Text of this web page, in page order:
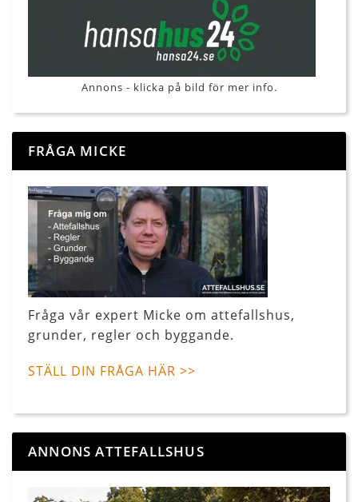
Annons - klicka på bild för mer info.
FRÅGA MICKE
Fråga vår expert Micke om attefallshus,
grunder, regler och byggande.
STÄLL DIN FRÅGA HÄR >>
ANNONS ATTEFALLSHUS